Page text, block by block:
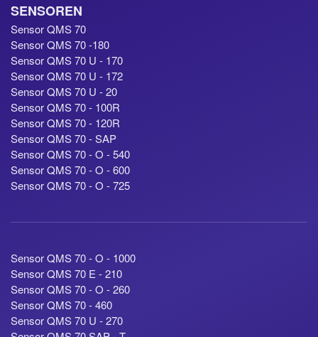
SENSOREN
Sensor QMS 70
Sensor QMS 70 -180
Sensor QMS 70 U - 170
Sensor QMS 70 U - 172
Sensor QMS 70 U - 20
Sensor QMS 70 - 100R
Sensor QMS 70 - 120R
Sensor QMS 70 - SAP
Sensor QMS 70 - O - 540
Sensor QMS 70 - O - 600
Sensor QMS 70 - O - 725
Sensor QMS 70 - O - 1000
Sensor QMS 70 E - 210
Sensor QMS 70 - O - 260
Sensor QMS 70 - 460
Sensor QMS 70 U - 270